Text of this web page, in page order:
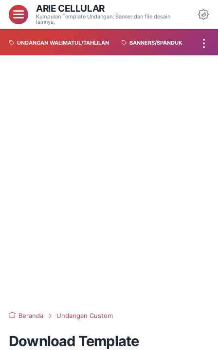
ARIE CELLULAR
Kumpulan Template Undangan, Banner dan file desain
lainnya,
UNDANGAN WALIMATUL/TAHLILAN BANNERS/SPANDUK
Beranda Undangan Custom
Download Template